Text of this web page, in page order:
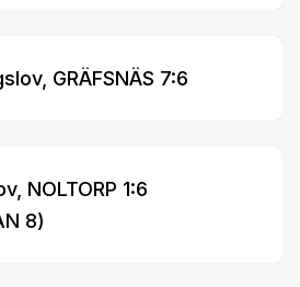
GRÄFSNÄS 7:6
NOLTORP 1:6
8)